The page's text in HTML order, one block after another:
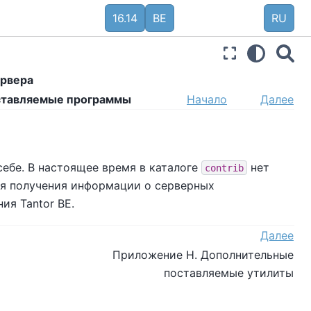
16.14 BE RU
программы
Начало Далее
В настоящее время в каталоге contrib
нет
получения информации о серверных
Tantor BE.
Далее
Приложение H. Дополнительные
поставляемые утилиты